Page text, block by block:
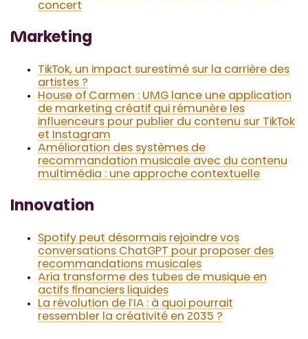
concert
Marketing
TikTok, un impact surestimé sur la carrière des
artistes ?
House of Carmen : UMG lance une application
de marketing créatif qui rémunère les
influenceurs pour publier du contenu sur TikTok
et Instagram
Amélioration des systèmes de
recommandation musicale avec du contenu
multimédia : une approche contextuelle
Innovation
Spotify peut désormais rejoindre vos
conversations ChatGPT pour proposer des
recommandations musicales
Aria transforme des tubes de musique en
actifs financiers liquides
La révolution de l’IA : à quoi pourrait
ressembler la créativité en 2035 ?